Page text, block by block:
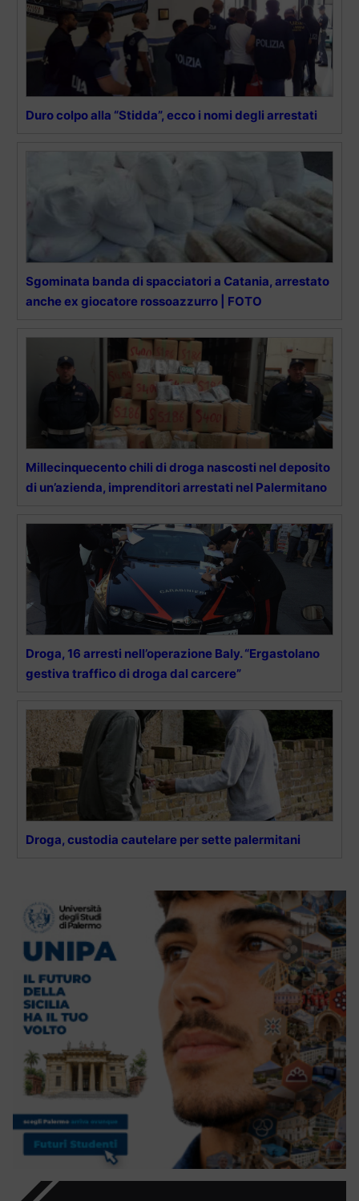
Duro colpo alla “Stidda”, ecco i nomi degli arrestati
Sgominata banda di spacciatori a Catania, arrestato
anche ex giocatore rossoazzurro | FOTO
Millecinquecento chili di droga nascosti nel deposito
di un’azienda, imprenditori arrestati nel Palermitano
Droga, 16 arresti nell’operazione Baly. “Ergastolano
gestiva traffico di droga dal carcere”
Droga, custodia cautelare per sette palermitani